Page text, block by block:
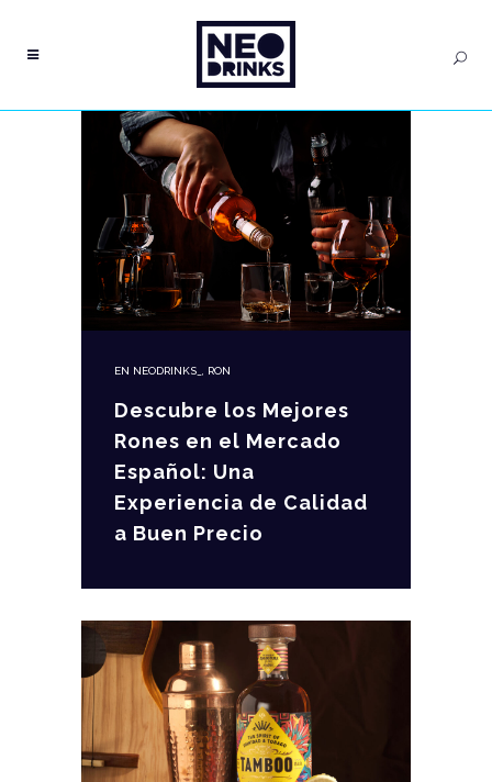
EN NEODRINKS_ RON
Descubre los Mejores
Rones en el Mercado
Español: Una
Experiencia de Calidad
a Buen Precio